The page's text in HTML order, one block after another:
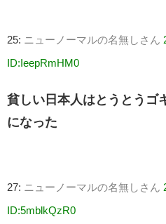
25: ニューノーマルの名無しさん
ID:IeepRmHM0
貧しい日本人はとうとうゴ
になった
27: ニューノーマルの名無しさん
ID:5mblkQzR0